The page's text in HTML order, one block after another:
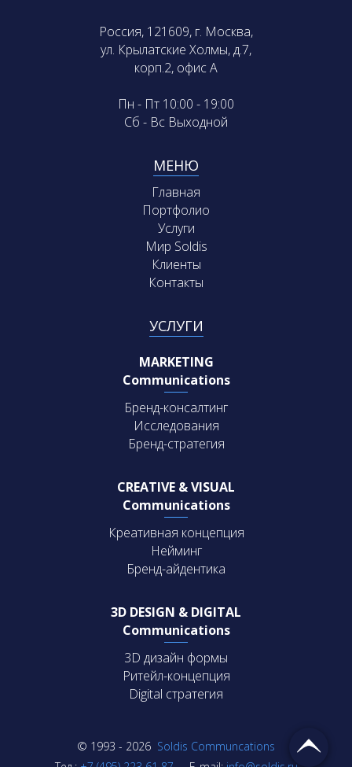
Россия, 121609, г. Москва,
ул. Крылатские Холмы, д.7,
корп.2, офис А
Пн - Пт 10:00 - 19:00
Сб - Вс Выходной
МЕНЮ
Главная
Портфолио
Услуги
Мир Soldis
Клиенты
Контакты
УСЛУГИ
MARKETING
Communications
Бренд-консалтинг
Исследования
Бренд-стратегия
CREATIVE & VISUAL
Communications
Креативная концепция
Нейминг
Бренд-айдентика
3D DESIGN & DIGITAL
Communications
3D дизайн формы
Ритейл-концепция
Digital стратегия
© 1993 - 2026 Soldis Communcations